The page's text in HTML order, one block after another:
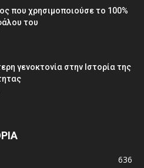
που χρησιμοποιούσε το 100%
του
γενοκτονία στην Ιστορία της
636